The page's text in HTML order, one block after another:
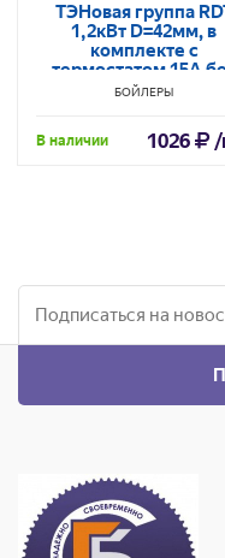
ТЭНовая группа
1,2кВт D=42мм, в
комплекте с
термостатом 15A
анода КитайБОЙЛЕРЫ
В наличии 1026 /